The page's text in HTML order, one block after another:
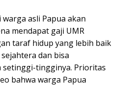
asli Papua akan
mendapat gaji UMR
taraf hidup yang lebih baik
dan bisa
setinggi-tingginya. Prioritas
bahwa warga Papua